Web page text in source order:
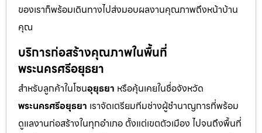
ของเราก็พร้อมเดินทางไปส่งมอบผลงานคุณภาพถึงหน้าบ้าน
คุณ
บริการก่อสร้างคุณภาพในพื้นที่
พระนครศรีอยุธยา
สำหรับลูกค้าในโซนอุยุธยา หรือคุ้นเคยในชื่อจังหวัด
พระนครศรีอยุธยา เราจัดเตรียมทีมช่างผู้ชำนาญการที่พร้อม
ดูแลงานก่อสร้างในทุกอำเภอ ตั้งแต่เขตตัวเมือง ไปจนถึงพื้นที่